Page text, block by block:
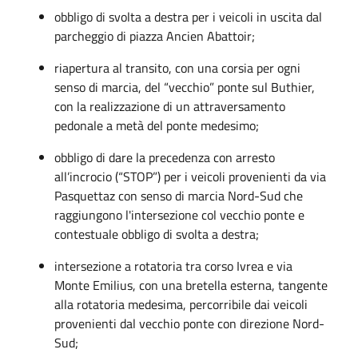
obbligo di svolta a destra per i veicoli in uscita dal
parcheggio di piazza Ancien Abattoir;
riapertura al transito, con una corsia per ogni
senso di marcia, del “vecchio” ponte sul Buthier,
con la realizzazione di un attraversamento
pedonale a metà del ponte medesimo;
obbligo di dare la precedenza con arresto
all’incrocio (“STOP”) per i veicoli provenienti da via
Pasquettaz con senso di marcia Nord-Sud che
raggiungono l'intersezione col vecchio ponte e
contestuale obbligo di svolta a destra;
intersezione a rotatoria tra corso Ivrea e via
Monte Emilius, con una bretella esterna, tangente
alla rotatoria medesima, percorribile dai veicoli
provenienti dal vecchio ponte con direzione Nord-
Sud;